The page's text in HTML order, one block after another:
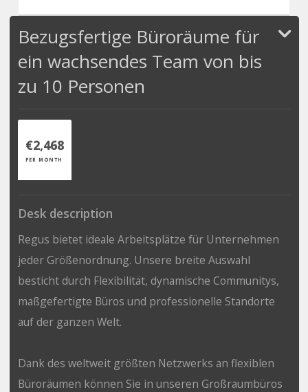
Bezugsfertige Büroräume für
ein wachsendes Team von bis
zu 10 Personen
€2,468
PER MONTH
Desk description
Regus bietet ideale Arbeitsplätze für Unternehmen
jeder Größenordnung. Unsere breite Auswahl
besticht durch Flexibilität, dynamische Communitys,
maßgefertigte Büros und professionelle Standorte
auf der ganzen Welt.
Dank des weltweit größten Netzwerks an flexiblen
Büroräumen können Sie in unseren Großraumbüros